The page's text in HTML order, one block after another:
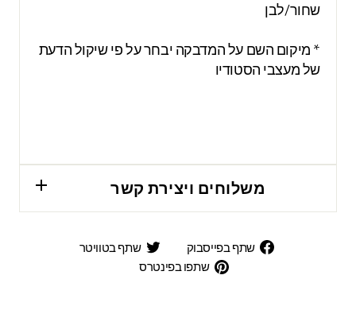
שחור/לבן
* מיקום השם על המדבקה יבחר על פי שיקול הדעת
של מעצבי הסטודיו
משלוחים ויצירת קשר
שתף בפייסבוק
שתף
בפייסבוק
שתף בטוויטר
שתפו בפינטרס